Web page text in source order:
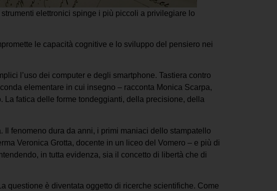
elettronici spinge i più piccoli a privilegiare lo
le capacità cognitive e lo sviluppo del pensiero nei
l’uso dei computer e degli smartphone. Tastiera contro
elementare in cui insegno – racconta Monica Scarpa,
fatica delle forme tondeggianti, della precisione, della
fenomeno dura da anni, i primi maniaci dello stampatello
Veronica Grotta, docente in un liceo del Vomero – e più di
in tutta evidenza, sia il concetto di libertà che di
questione è diventata oggetto di ricerche scientifiche. Come